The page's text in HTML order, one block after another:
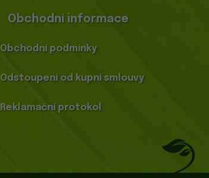
Obchodní informace
Obchodní podmínky
Odstoupení od kupní smlouvy
Reklamační protokol